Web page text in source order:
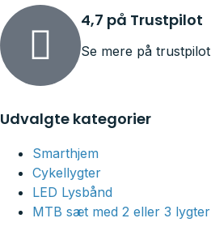
4,7 på Trustpilot
Se mere på trustpilot
Udvalgte kategorier
Smarthjem
Cykellygter
LED Lysbånd
MTB sæt med 2 eller 3 lygter